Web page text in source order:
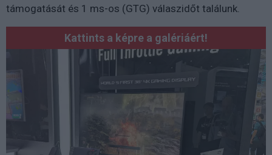
támogatását és 1 ms-os (GTG) válaszidőt találunk.
Kattints a képre a galériáért!